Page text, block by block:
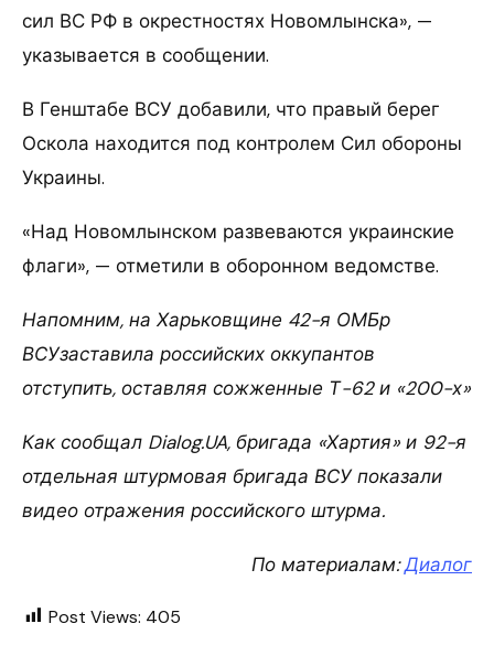
сил ВС РФ в окрестностях Новомлынска», —
указывается в сообщении.
В Генштабе ВСУ добавили, что правый берег
Оскола находится под контролем Сил обороны
Украины.
«Над Новомлынском развеваются украинские
флаги», — отметили в оборонном ведомстве.
Напомним, на Харьковщине 42-я ОМБр
ВСУзаставила российских оккупантов
отступить, оставляя сожженные Т-62 и «200-х»
Как сообщал Dialog.UA, бригада «Хартия» и 92-я
отдельная штурмовая бригада ВСУ показали
видео отражения российского штурма.
По материалам:Диалог
Post Views: 405